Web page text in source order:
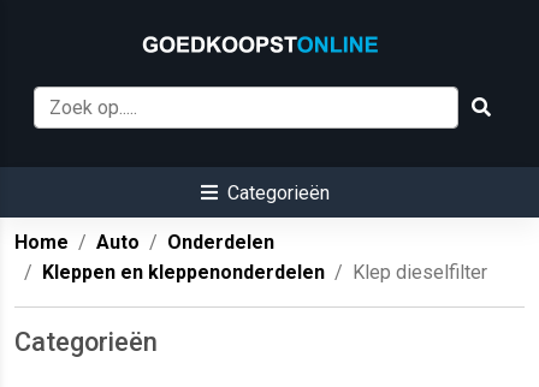
Categorieën
Home Auto
Onderdelen
Kleppen en kleppenonderdelen
Klep dieselfilter
Categorieën